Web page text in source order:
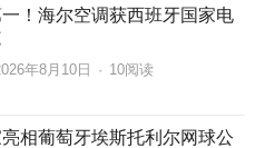
！海尔空调获西班牙国家电
年8月10日 · 10阅读
相葡萄牙埃斯托利尔网球公